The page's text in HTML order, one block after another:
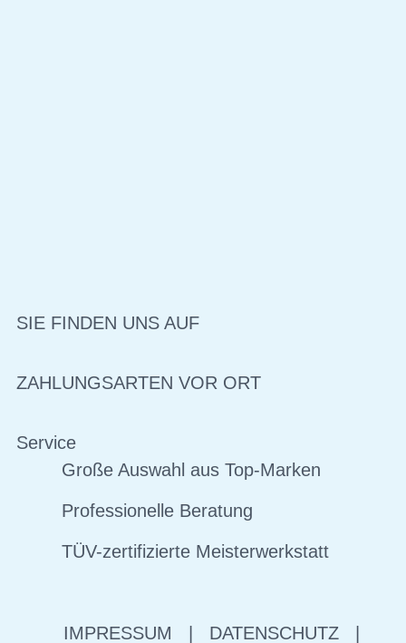
SIE FINDEN UNS AUF
ZAHLUNGSARTEN VOR ORT
Service
Große Auswahl aus Top-Marken
Professionelle Beratung
TÜV-zertifizierte Meisterwerkstatt
IMPRESSUM DATENSCHUTZ